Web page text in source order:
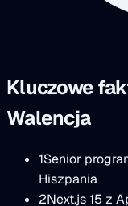
Kluczowe
Walencja
1Senior
Hiszpania
2Next.js 15 z